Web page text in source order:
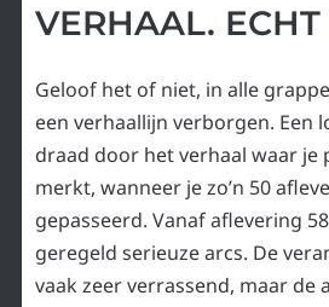
VERHAAL.
Geloof het of niet, in alle
een verhaallijn verborgen. Een
draad door het verhaal waar je
merkt, wanneer je zo’n 50
gepasseerd. Vanaf aflevering
geregeld serieuze arcs. De
vaak zeer verrassend, maar de